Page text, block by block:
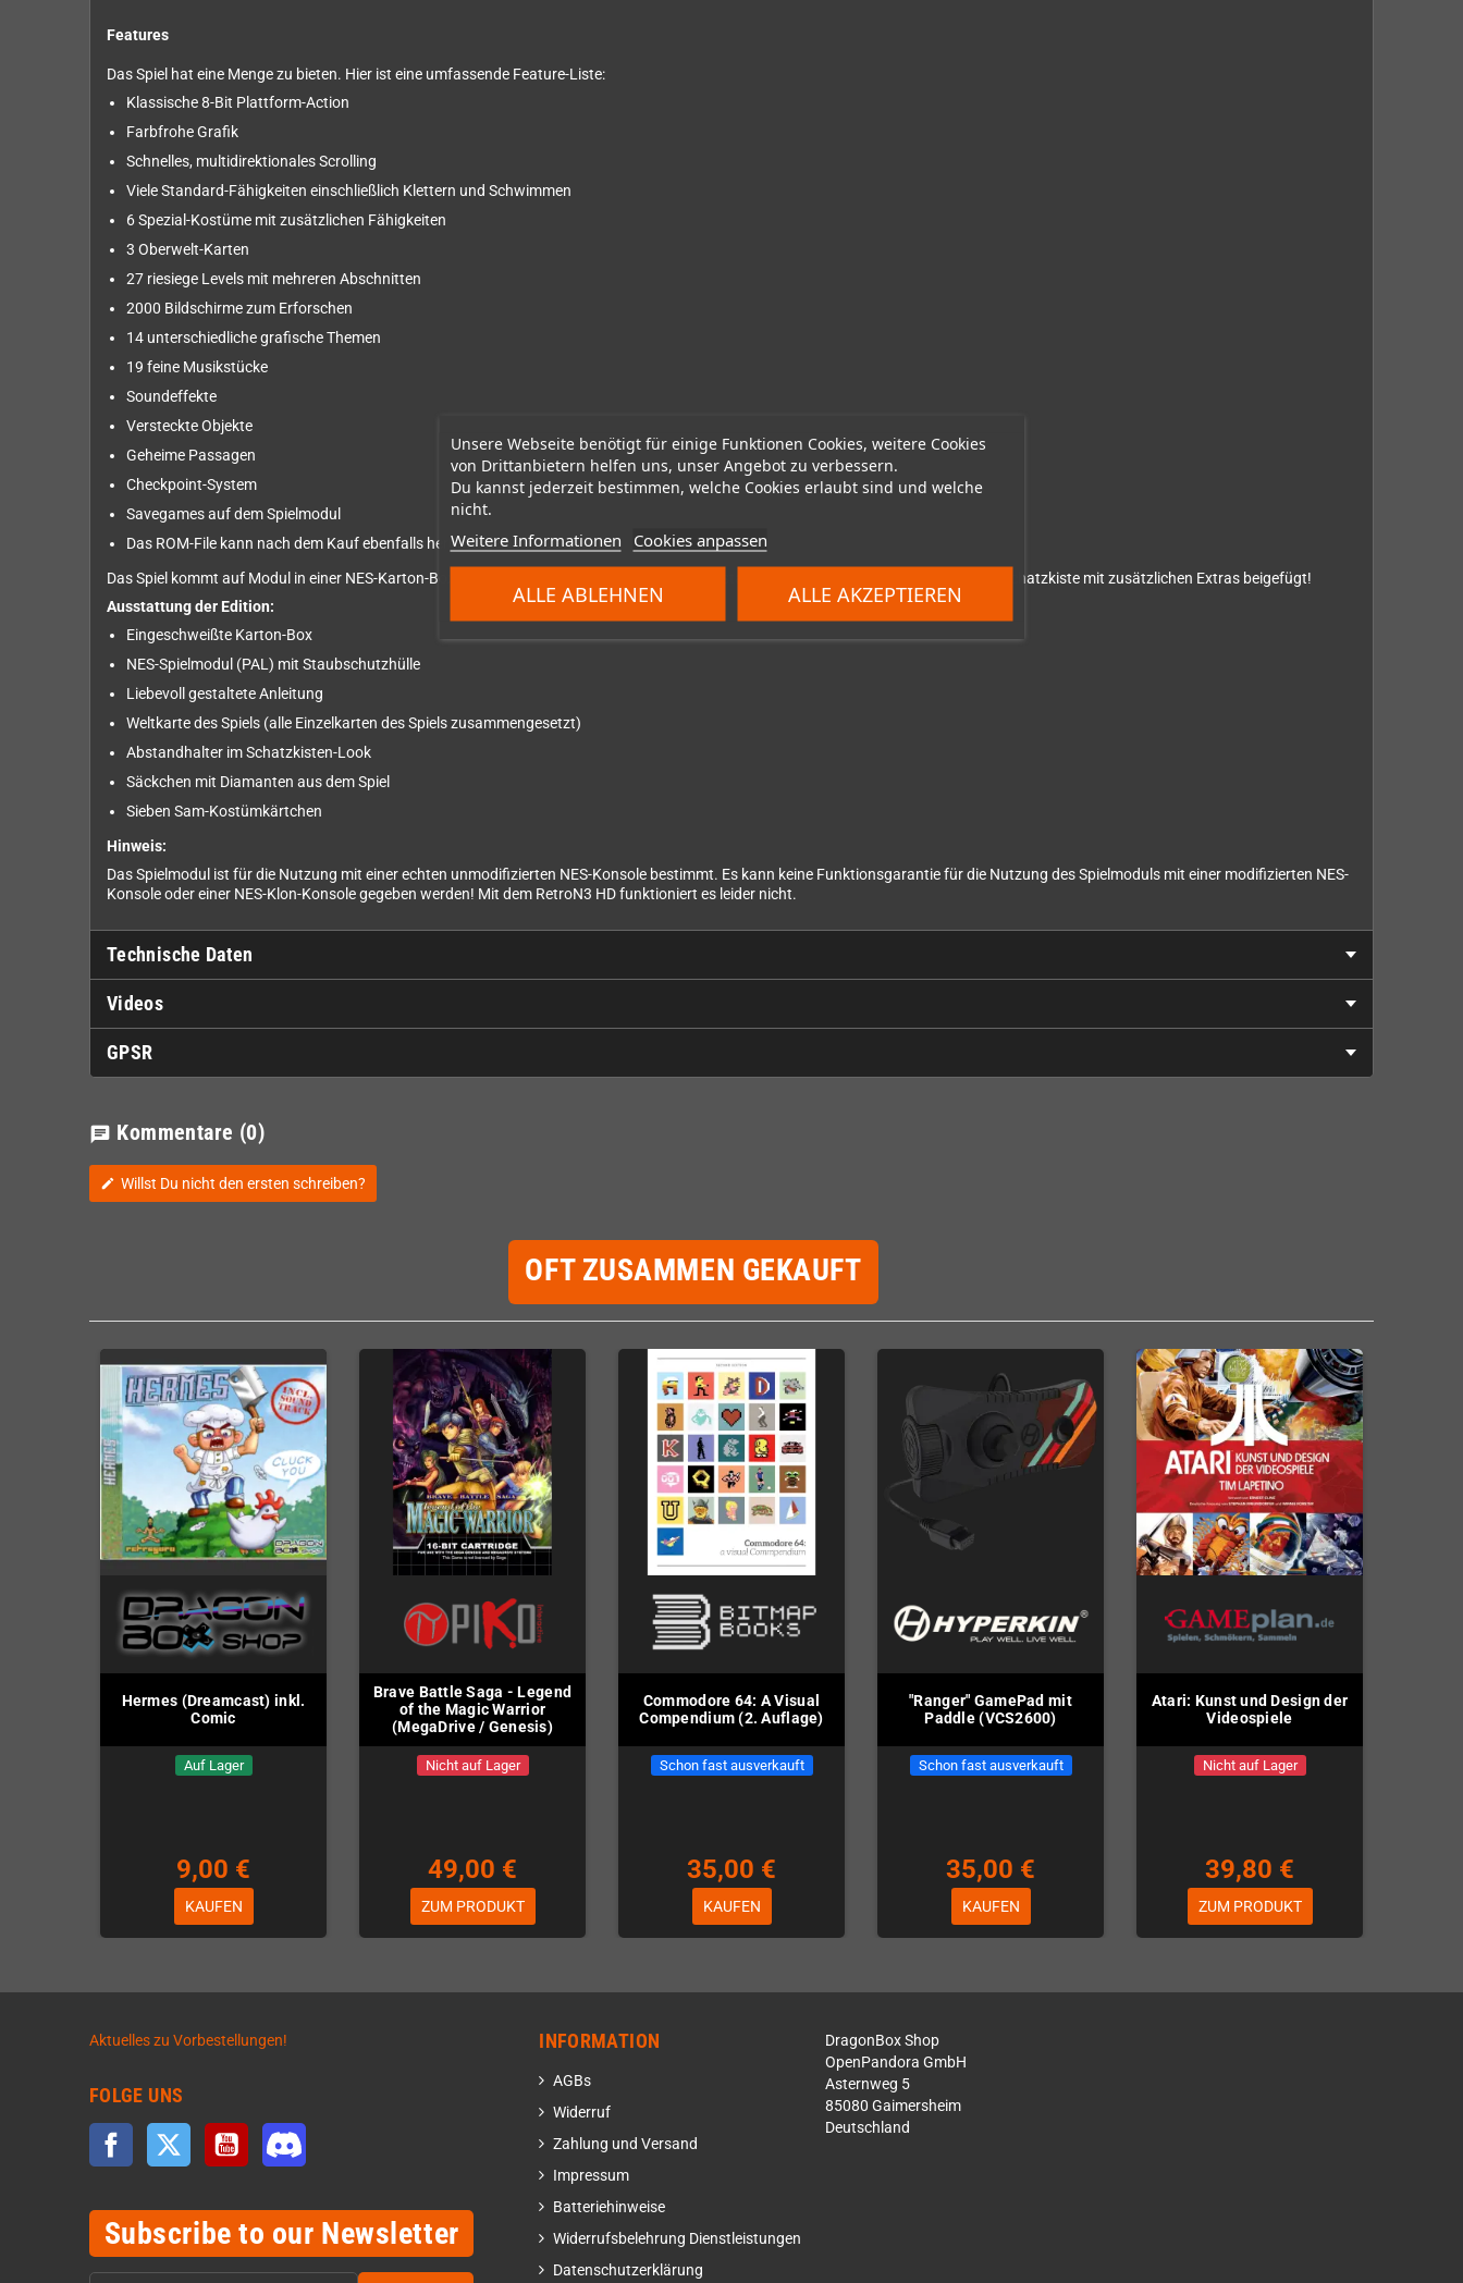
Unsere Webseite benötigt für einige Funktionen Cookies, weitere Cookies
von Drittanbietern helfen uns, unser Angebot zu verbessern.
Du kannst jederzeit bestimmen, welche Cookies erlaubt sind und welche
nicht.
Weitere Informationen Cookies anpassen
ALLE ABLEHNEN ALLE AKZEPTIEREN
Features
Das Spiel hat eine Menge zu bieten. Hier ist eine umfassende Feature-Liste:
Klassische 8-Bit Plattform-Action
Farbfrohe Grafik
Schnelles, multidirektionales Scrolling
Viele Standard-Fähigkeiten einschließlich Klettern und Schwimmen
6 Spezial-Kostüme mit zusätzlichen Fähigkeiten
3 Oberwelt-Karten
27 riesiege Levels mit mehreren Abschnitten
2000 Bildschirme zum Erforschen
14 unterschiedliche grafische Themen
19 feine Musikstücke
Soundeffekte
Versteckte Objekte
Geheime Passagen
Checkpoint-System
Savegames auf dem Spielmodul
Das ROM-File kann nach dem Kauf ebenfalls heruntergeladen werden
Das Spiel kommt auf Modul in einer NES-Karton-Box in typischer Größe, aber anstelle des Abstandhalters aus Polystyrol ist eine kleine Schatzkiste mit zusätzlichen Extras beigefügt!
Ausstattung der Edition:
Eingeschweißte Karton-Box
NES-Spielmodul (PAL) mit Staubschutzhülle
Liebevoll gestaltete Anleitung
Weltkarte des Spiels (alle Einzelkarten des Spiels zusammengesetzt)
Abstandhalter im Schatzkisten-Look
Säckchen mit Diamanten aus dem Spiel
Sieben Sam-Kostümkärtchen
Hinweis:
Das Spielmodul ist für die Nutzung mit einer echten unmodifizierten NES-Konsole bestimmt. Es kann keine Funktionsgarantie für die Nutzung des Spielmoduls mit einer modifizierten NES-
Konsole oder einer NES-Klon-Konsole gegeben werden! Mit dem RetroN3 HD funktioniert es leider nicht.
Technische Daten
Videos
GPSR
chat Kommentare (0)
edit Willst Du nicht den ersten schreiben?
OFT ZUSAMMEN GEKAUFT
Hermes (Dreamcast) inkl.
Comic
Auf Lager
9,00 €
KAUFEN
Brave Battle Saga - Legend
of the Magic Warrior
(MegaDrive / Genesis)
Nicht auf Lager
49,00 €
ZUM PRODUKT
Commodore 64: A Visual
Compendium (2. Auflage)
Schon fast ausverkauft
35,00 €
KAUFEN
"Ranger" GamePad mit
Paddle (VCS2600)
Schon fast ausverkauft
35,00 €
KAUFEN
Atari: Kunst und Design der
Videospiele
Nicht auf Lager
39,80 €
ZUM PRODUKT
Aktuelles zu Vorbestellungen!
FOLGE UNS
Facebook Twitter YouTube
Subscribe to our Newsletter
INFORMATION
AGBs
Widerruf
Zahlung und Versand
Impressum
Batteriehinweise
Widerrufsbelehrung Dienstleistungen
Datenschutzerklärung
DragonBox Shop
OpenPandora GmbH
Asternweg 5
85080 Gaimersheim
Deutschland